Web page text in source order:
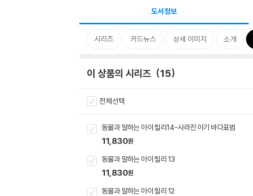
도서정보
시리즈 카드뉴스 상세 이미지 소개
이 상품의 시리즈 15
전체선택
동물과 말하는 아이 릴리14-사라진 아기 바다표범
11,830원
동물과 말하는 아이 릴리 13
11,830원
동물과 말하는 아이 릴리 12